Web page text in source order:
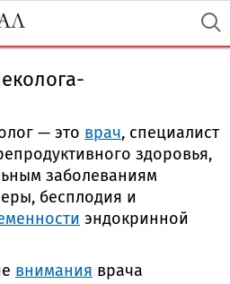
— это врач, специалиcт
здоровья,
заболеваниям
бесплодия и
эндокринной
внимания врача